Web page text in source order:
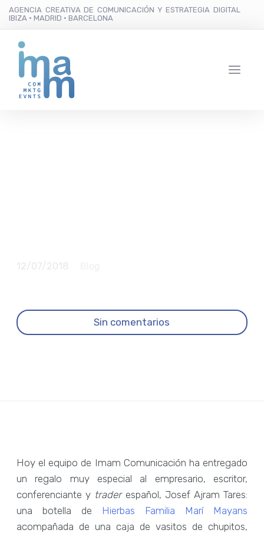
AGENCIA CREATIVA DE COMUNICACIÓN Y ESTRATEGIA DIGITAL
IBIZA · MADRID · BARCELONA
Sin comentarios
Hoy el equipo de Imam Comunicación ha entregado
un regalo muy especial al empresario, escritor,
conferenciante y traderespañol, Josef Ajram Tares:
una botella de Hierbas Familia Marí Mayans
acompañada de una caja de vasitos de chupitos,